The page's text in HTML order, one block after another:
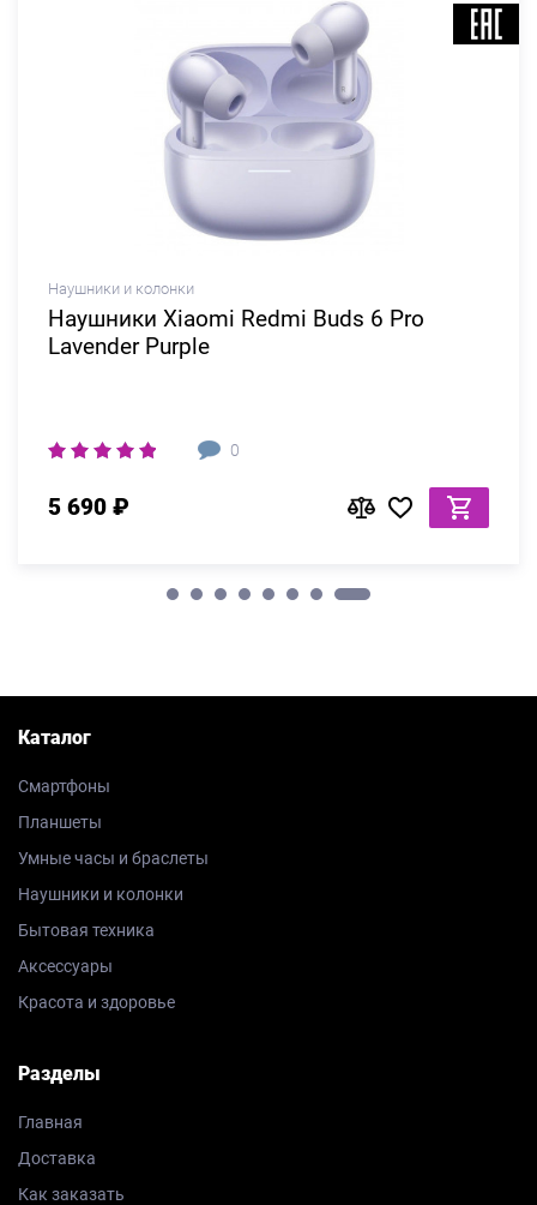
Наушники и колонки
Наушники Xiaomi Redmi Buds 6 Pro
Lavender Purple
0
5 690 ₽
Каталог
Смартфоны
Планшеты
Умные часы и браслеты
Наушники и колонки
Бытовая техника
Аксессуары
Красота и здоровье
Разделы
Главная
Доставка
Как заказать